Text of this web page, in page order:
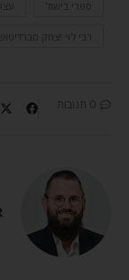
ספרי בישול
רבי לוי יצחק מברדיטוש
0 תגובות